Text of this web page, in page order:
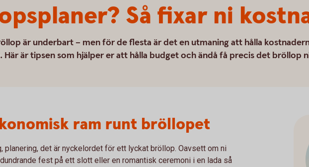
Så fixar ni
är underbart – men för de flesta är det en utmaning att hålla
Här är tipsen som hjälper er att hålla budget och ändå få precis det bröllop
ram runt bröllopet
planering, det är nyckelordet för ett lyckat bröllop. Oavsett om ni
fest på ett slott eller en romantisk ceremoni i en lada så